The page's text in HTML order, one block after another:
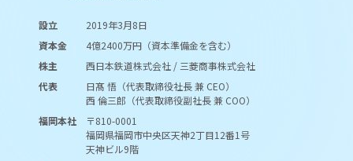
設立
2019年3月8日
資本金
4億2400万円（資本準備金を含む）
株主
西日本鉄道株式会社 / 三菱商事株式会社
代表
日髙 悟（代表取締役社長 兼 CEO）
西 倫三郎（代表取締役副社長 兼 COO）
福岡本社
〒810-0001
福岡県福岡市中央区天神2丁目12番1号
天神ビル9階